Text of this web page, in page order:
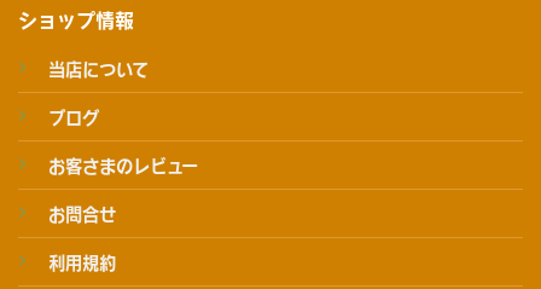
ショップ情報
当店について
ブログ
お客さまのレビュー
お問合せ
利用規約